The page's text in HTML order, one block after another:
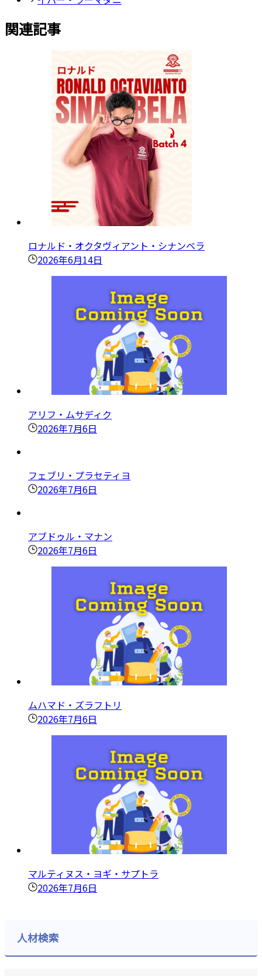
関連記事
ロナルド・オクタヴィアント・シナンベラ
2026年6月14日
アリフ・ムサディク
2026年7月6日
フェブリ・プラセティヨ
2026年7月6日
アブドゥル・マナン
2026年7月6日
ムハマド・ズラフトリ
2026年7月6日
マルティヌス・ヨギ・サプトラ
2026年7月6日
人材検索